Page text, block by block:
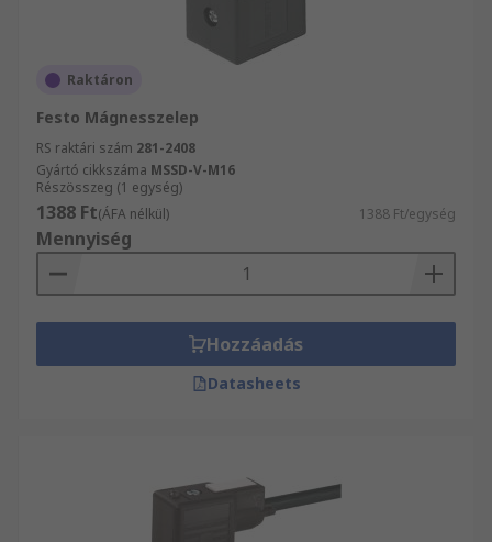
Raktáron
Festo Mágnesszelep
RS raktári szám 281-2408
Gyártó cikkszáma MSSD-V-M16
Részösszeg (1 egység)
1388 Ft(ÁFA nélkül) 1388 Ft/egység
Mennyiség
Hozzáadás
Datasheets